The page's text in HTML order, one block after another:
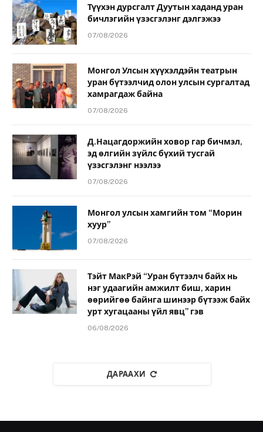
Түүхэн дурсгалт Дуутын хаданд уран
бичлэгийн үзэсгэлэнг дэлгэжээ
07/08/2026
Монгол Улсын хүүхэлдэйн театрын
уран бүтээлчид олон улсын сургалтад
хамрагдаж байна
07/08/2026
Д.Нацагдоржийн ховор гар бичмэл,
эд өлгийн зүйлс бүхий тусгай
үзэсгэлэнг нээлээ
07/08/2026
Монгол улсын хамгийн том “Морин
хуур”
07/08/2026
Тэйт МакРэй “Уран бүтээлч байх нь
нэг удаагийн амжилт биш, харин
өөрийгөө байнга шинээр бүтээж байх
урт хугацааны үйл явц” гэв
06/08/2026
ДАРААХИ